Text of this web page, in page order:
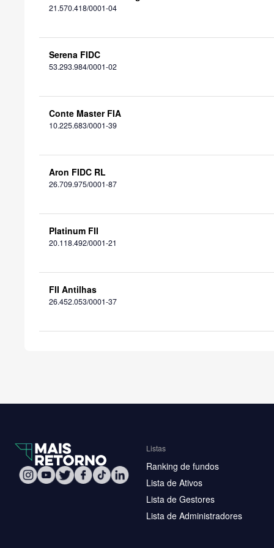
21.570.418/0001-04
Serena FIDC
53.293.984/0001-02
Conte Master FIA
10.225.683/0001-39
Aron FIDC RL
26.709.975/0001-87
Platinum FII
20.118.492/0001-21
FII Antilhas
26.452.053/0001-37
Listas
Ranking de fundos
Lista de Ativos
Lista de Gestores
Lista de Administradores